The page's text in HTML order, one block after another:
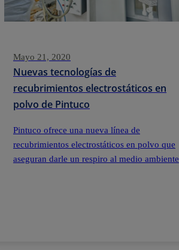
Mayo 21, 2020
Nuevas tecnologías de
recubrimientos electrostáticos en
polvo de Pintuco
Pintuco ofrece una nueva línea de
recubrimientos electrostáticos en polvo que
aseguran darle un respiro al medio ambiente